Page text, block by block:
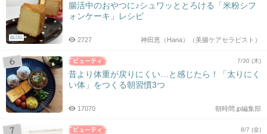
BLOG
腸活中のおやつに♪シュワッととろける「米粉シフ
ォンケーキ」レシピ
神田恵（Hana）（美腸ケアセラピスト）
2727
7/30 (木)
昔より体重が戻りにくい…と感じたら！「太りにく
い体」をつくる朝習慣3つ
朝時間.jp編集部
17070
8/7 (金)